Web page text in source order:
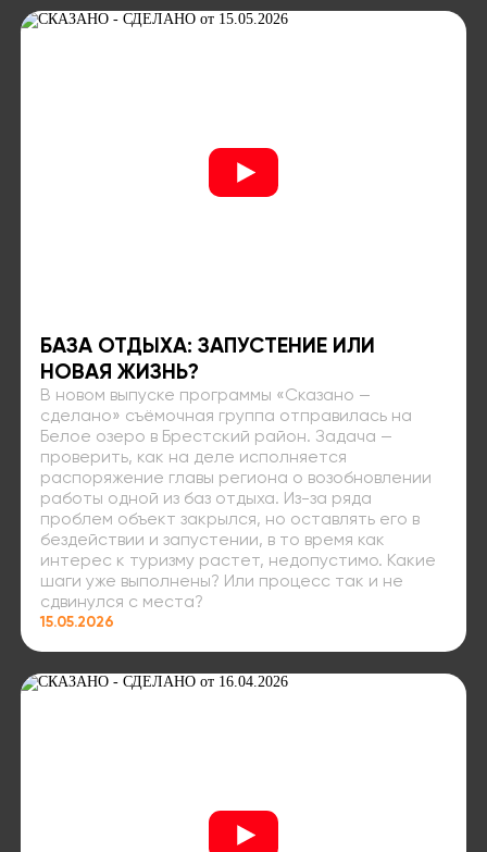
БАЗА ОТДЫХА: ЗАПУСТЕНИЕ ИЛИ
НОВАЯ ЖИЗНЬ?
В новом выпуске программы «Сказано —
сделано» съёмочная группа отправилась на
Белое озеро в Брестский район. Задача —
проверить, как на деле исполняется
распоряжение главы региона о возобновлении
работы одной из баз отдыха. Из-за ряда
проблем объект закрылся, но оставлять его в
бездействии и запустении, в то время как
интерес к туризму растет, недопустимо. Какие
шаги уже выполнены? Или процесс так и не
сдвинулся с места?
15.05.2026